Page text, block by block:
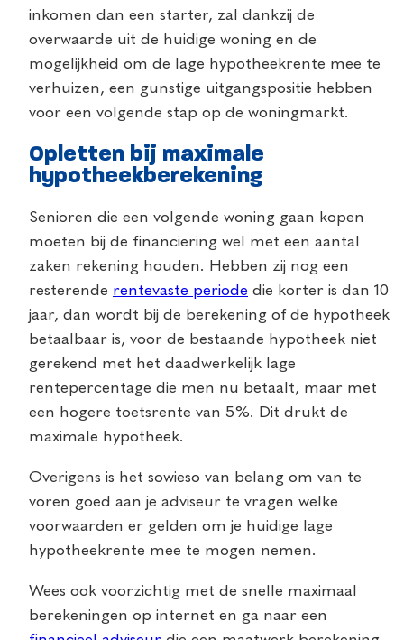
inkomen dan een starter, zal dankzij de
overwaarde uit de huidige woning en de
mogelijkheid om de lage hypotheekrente mee te
verhuizen, een gunstige uitgangspositie hebben
voor een volgende stap op de woningmarkt.
Opletten bij maximale
hypotheekberekening
Senioren die een volgende woning gaan kopen
moeten bij de financiering wel met een aantal
zaken rekening houden. Hebben zij nog een
resterende rentevaste periode die korter is dan 10
jaar, dan wordt bij de berekening of de hypotheek
betaalbaar is, voor de bestaande hypotheek niet
gerekend met het daadwerkelijk lage
rentepercentage die men nu betaalt, maar met
een hogere toetsrente van 5%. Dit drukt de
maximale hypotheek.
Overigens is het sowieso van belang om van te
voren goed aan je adviseur te vragen welke
voorwaarden er gelden om je huidige lage
hypotheekrente mee te mogen nemen.
Wees ook voorzichtig met de snelle maximaal
berekeningen op internet en ga naar een